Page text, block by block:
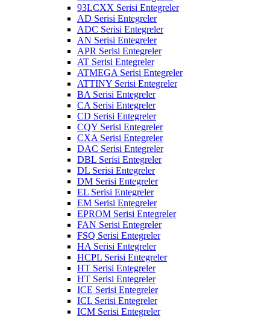
93LCXX Serisi Entegreler
AD Serisi Entegreler
ADC Serisi Entegreler
AN Serisi Entegreler
APR Serisi Entegreler
AT Serisi Entegreler
ATMEGA Serisi Entegreler
ATTINY Serisi Entegreler
BA Serisi Entegreler
CA Serisi Entegreler
CD Serisi Entegreler
CQY Serisi Entegreler
CXA Serisi Entegreler
DAC Serisi Entegreler
DBL Serisi Entegreler
DL Serisi Entegreler
DM Serisi Entegreler
EL Serisi Entegreler
EM Serisi Entegreler
EPROM Serisi Entegreler
FAN Serisi Entegreler
FSQ Serisi Entegreler
HA Serisi Entegreler
HCPL Serisi Entegreler
HT Serisi Entegreler
HT Serisi Entegreler
ICE Serisi Entegreler
ICL Serisi Entegreler
ICM Serisi Entegreler